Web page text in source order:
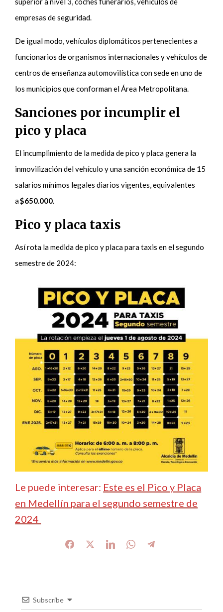
empresas de seguridad.
De igual modo, vehículos diplomáticos pertenecientes a
funcionarios de organismos internacionales y vehículos de
centros de enseñanza automovilística con sede en uno de
los municipios que conforman el Área Metropolitana.
Sanciones por incumplir el
pico y placa
El incumplimiento de la medida de pico y placa genera la
inmovilización del vehículo y una sanción económica de 15
salarios mínimos legales diarios vigentes, equivalentes
a$650.000.
Pico y placa taxis
Así rota la medida de pico y placa para taxis en el segundo
semestre de 2024:
Le puede interesar: Este es el Pico y Placa
en Medellín para el segundo semestre de
2024
Subscribe